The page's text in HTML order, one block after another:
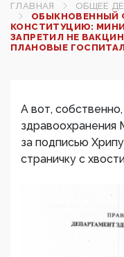
ГЛАВНАЯ
ОБЩЕЕ
ОБЫКНОВЕННЫЙ
КОНСТИТУЦИЮ:
ЗАПРЕТИЛ НЕ
ПЛАНОВЫЕ
А вот,
здравоохранения
за подписью
страничку с